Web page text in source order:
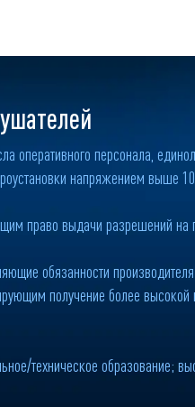
оперативного персонала,
напряжением выше
право выдачи разрешений на
обязанности
получение более высокой
техническое образование;